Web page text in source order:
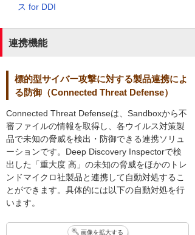
ス for DDI
連携機能
標的型サイバー攻撃に対する製品連携によ
る防御（Connected Threat Defense）
Connected Threat Defenseは、Sandboxから不
審ファイルの情報を取得し、各ウイルス対策製
品で未知の脅威を検出・防御できる連携ソリュ
ーションです。Deep Discovery Inspectorで検
出した「重大度 高」の未知の脅威をほかのトレ
ンドマイクロ社製品と連携して自動対処するこ
とができます。具体的には以下の自動対処を行
います。
画像を拡大する